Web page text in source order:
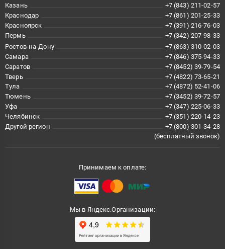
Казань
+7 (843) 211-02-57
Краснодар
+7 (861) 201-25-33
Красноярск
+7 (391) 216-76-03
Пермь
+7 (342) 207-98-33
Ростов-на-Дону
+7 (863) 310-02-03
Самара
+7 (846) 375-94-33
Саратов
+7 (8452) 39-79-54
Тверь
+7 (4822) 73-65-21
Тула
+7 (4872) 52-41-06
Тюмень
+7 (3452) 39-72-57
Уфа
+7 (347) 225-06-33
Челябинск
+7 (351) 220-14-23
Другой регион
+7 (800) 301-34-28
(бесплатный звонок)
Принимаем к оплате:
Мы в Яндекс.Организации: